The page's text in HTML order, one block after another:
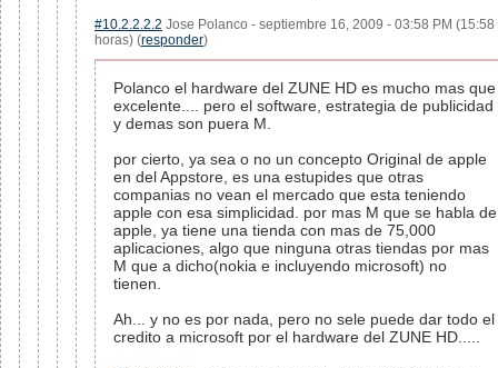
#10.2.2.2.2 Jose Polanco - septiembre 16, 2009 - 03:58 PM (15:58
horas) (responder)
Polanco el hardware del ZUNE HD es mucho mas que
excelente.... pero el software, estrategia de publicidad
y demas son puera M.
por cierto, ya sea o no un concepto Original de apple
en del Appstore, es una estupides que otras
companias no vean el mercado que esta teniendo
apple con esa simplicidad. por mas M que se habla de
apple, ya tiene una tienda con mas de 75,000
aplicaciones, algo que ninguna otras tiendas por mas
M que a dicho(nokia e incluyendo microsoft) no
tienen.
Ah... y no es por nada, pero no sele puede dar todo el
credito a microsoft por el hardware del ZUNE HD.....